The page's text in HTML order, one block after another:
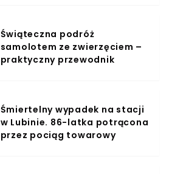
Świąteczna podróż
samolotem ze zwierzęciem –
praktyczny przewodnik
Śmiertelny wypadek na stacji
w Lubinie. 86-latka potrącona
przez pociąg towarowy